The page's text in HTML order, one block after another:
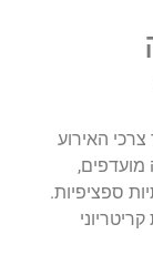
האירוע
ספציפיות.